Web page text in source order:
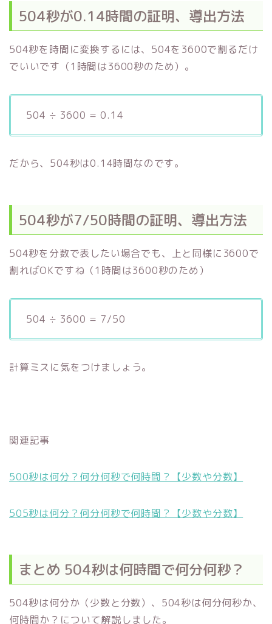
504秒が0.14時間の証明、導出方法
504秒を時間に変換するには、504を3600で割るだけ
でいいです（1時間は3600秒のため）。
504 ÷ 3600 = 0.14
だから、504秒は0.14時間なのです。
504秒が7/50時間の証明、導出方法
504秒を分数で表したい場合でも、上と同様に3600で
割ればOKですね（1時間は3600秒のため）
504 ÷ 3600 = 7/50
計算ミスに気をつけましょう。
関連記事
500秒は何分？何分何秒で何時間？【少数や分数】
505秒は何分？何分何秒で何時間？【少数や分数】
まとめ 504秒は何時間で何分何秒？
504秒は何分か（少数と分数）、504秒は何分何秒か、
何時間か？について解説しました。